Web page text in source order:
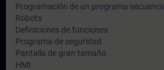
Programación de un programa
Robots
Definiciones de funciones
Programa de seguridad
Pantalla de gran tamaño
HMI